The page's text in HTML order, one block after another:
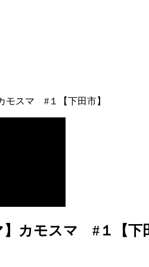
モスマ #１【下田市】
】カモスマ #１【下